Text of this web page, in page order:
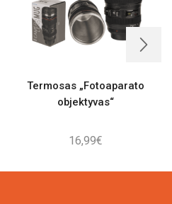
Termosas „Fotoaparato
objektyvas“
16,99€